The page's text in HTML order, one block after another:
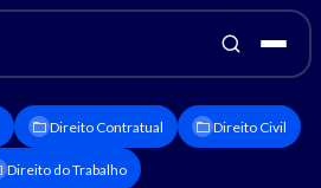
Direito Contratual Direito Civil
Direito do Trabalho